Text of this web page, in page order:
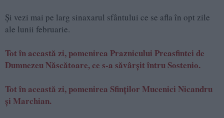
Şi vezi mai pe larg sinaxarul sfântului ce se afla în opt zile
ale lunii februarie.
Tot în această zi, pomenirea Praznicului Preasfintei de
Dumnezeu Născătoare, ce s-a săvârşit întru Sostenio.
Tot în această zi, pomenirea Sfinţilor Mucenici Nicandru
şi Marchian.